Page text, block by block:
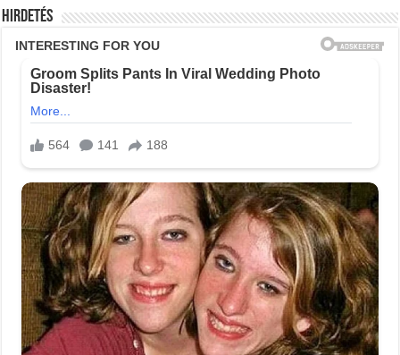
Hirdetés